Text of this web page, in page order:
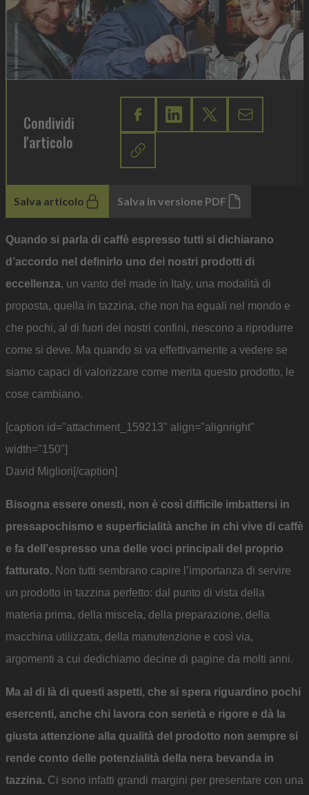
Condividi
l'articolo
Salva articolo Salva in versione PDF
Quando si parla di caffè espresso tutti si dichiarano
d’accordo nel definirlo uno dei nostri prodotti di
eccellenza, un vanto del made in Italy, una modalità di
proposta, quella in tazzina, che non ha eguali nel mondo e
che pochi, al di fuori dei nostri confini, riescono a riprodurre
come si deve. Ma quando si va effettivamente a vedere se
siamo capaci di valorizzare come merita questo prodotto, le
cose cambiano.
[caption id="attachment_159213" align="alignright"
width="150"]
David Migliori[/caption]
Bisogna essere onesti, non è così difficile imbattersi in
pressapochismo e superficialità anche in chi vive di caffè
e fa dell’espresso una delle voci principali del proprio
fatturato. Non tutti sembrano capire l’importanza di servire
un prodotto in tazzina perfetto: dal punto di vista della
materia prima, della miscela, della preparazione, della
macchina utilizzata, della manutenzione e così via,
argomenti a cui dedichiamo decine di pagine da molti anni.
Ma al di là di questi aspetti, che si spera riguardino pochi
esercenti, anche chi lavora con serietà e rigore e dà la
giusta attenzione alla qualità del prodotto non sempre si
rende conto delle potenzialità della nera bevanda in
tazzina. Ci sono infatti grandi margini per presentare con una